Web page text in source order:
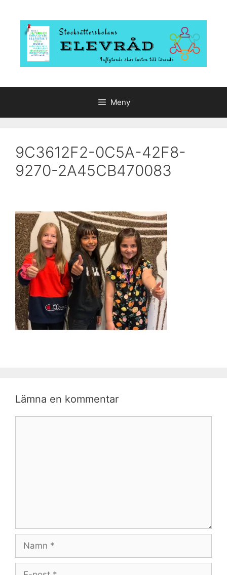
innehåll
Meny
9C3612F2-0C5A-42F8-
9270-2A45CB470083
Lämna en kommentar
Namn